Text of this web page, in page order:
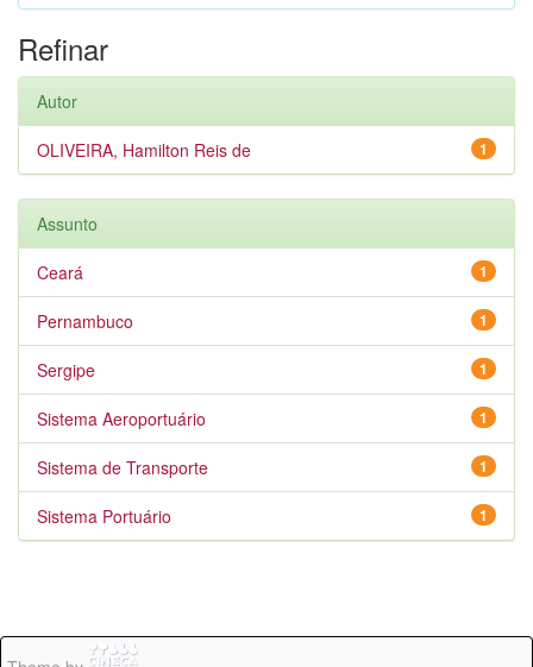
Refinar
Autor
1
OLIVEIRA, Hamilton Reis de
Assunto
1
Ceará
1
Pernambuco
1
Sergipe
1
Sistema Aeroportuário
1
Sistema de Transporte
1
Sistema Portuário